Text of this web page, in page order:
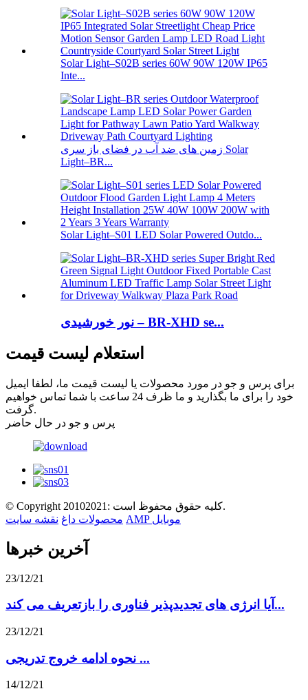
Solar Light–S02B series 60W 90W 120W IP65
Inte...
زمین های ضد آب در فضای باز سری Solar
Light–BR...
Solar Light–S01 LED Solar Powered Outdo...
نور خورشیدی – BR-XHD se...
استعلام لیست قیمت
برای پرس و جو در مورد محصولات یا لیست قیمت ما، لطفا ایمیل
خود را برای ما بگذارید و ما ظرف 24 ساعت با شما تماس خواهیم
گرفت.
پرس و جو در حال حاضر
© Copyright 20102021: کلیه حقوق محفوظ است.
محصولات داغ نقشه سایت AMP موبایل
آخرین خبرها
23/12/21
آیا انرژی های تجدیدپذیر فناوری را بازتعریف می کند...
23/12/21
نحوه ادامه خروج تدریجی ...
14/12/21